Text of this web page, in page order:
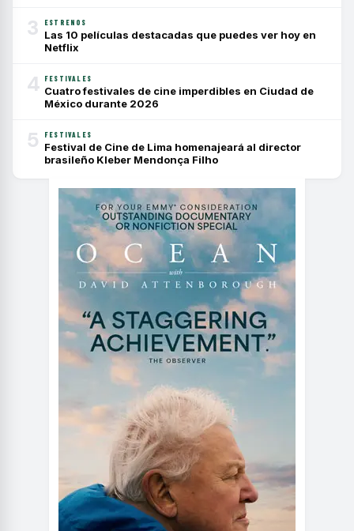
3 ESTRENOS
Las 10 películas destacadas que puedes ver hoy en
Netflix
4 FESTIVALES
Cuatro festivales de cine imperdibles en Ciudad de
México durante 2026
5 FESTIVALES
Festival de Cine de Lima homenajeará al director
brasileño Kleber Mendonça Filho